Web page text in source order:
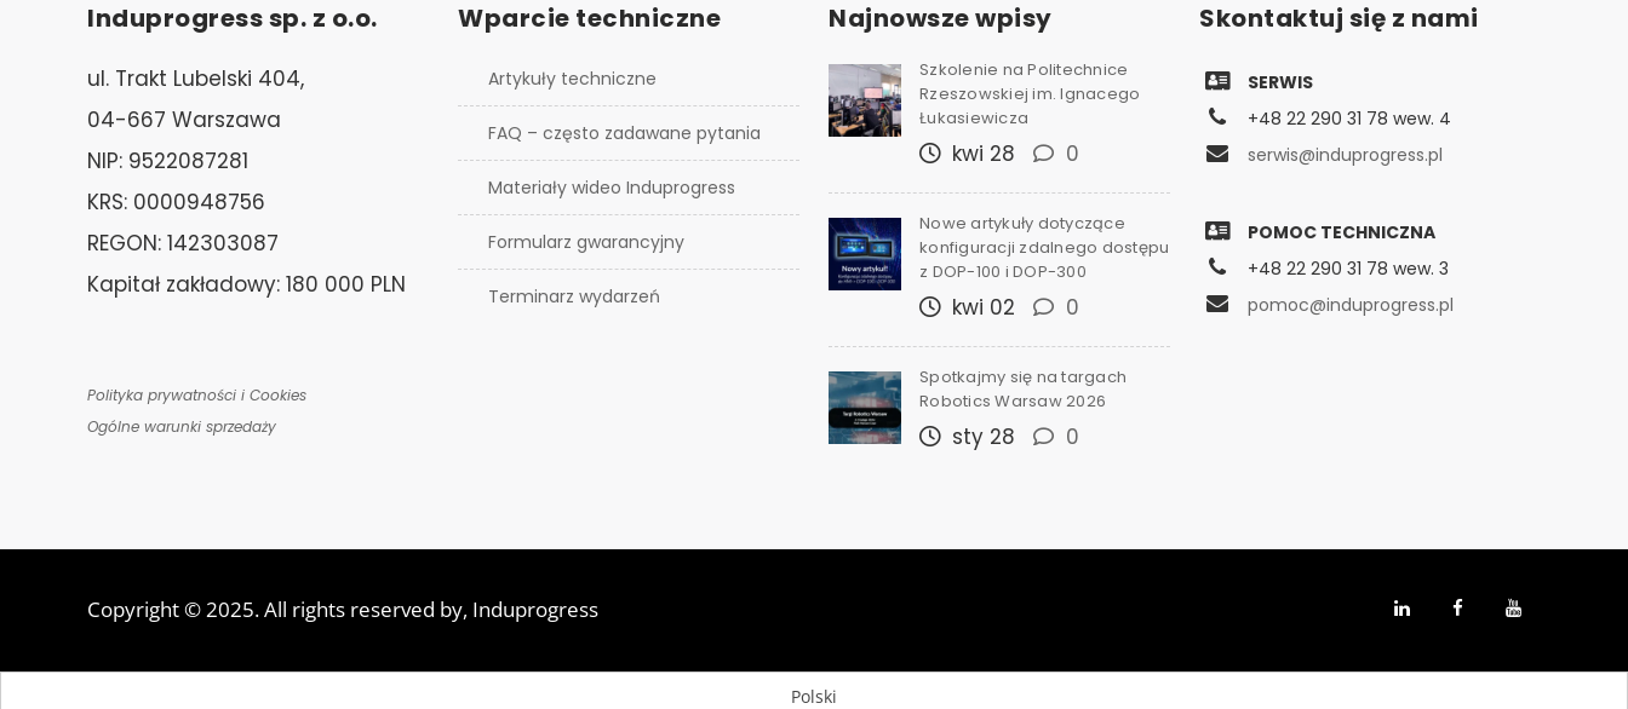
Induprogress sp. z o.o.
ul. Trakt Lubelski 404,
04-667 Warszawa
NIP: 9522087281
KRS: 0000948756
REGON: 142303087
Kapitał zakładowy: 180 000 PLN
Polityka prywatności i Cookies
Ogólne warunki sprzedaży
Wparcie techniczne
Artykuły techniczne
FAQ – często zadawane pytania
Materiały wideo Induprogress
Formularz gwarancyjny
Terminarz wydarzeń
Najnowsze wpisy
Szkolenie na Politechnice
Rzeszowskiej im. Ignacego
Łukasiewicza
kwi 28 0
Nowe artykuły dotyczące
konfiguracji zdalnego dostępu
z DOP-100 i DOP-300
kwi 02 0
Spotkajmy się na targach
Robotics Warsaw 2026
sty 28 0
Skontaktuj się z nami
SERWIS
+48 22 290 31 78 wew. 4
serwis@induprogress.pl
POMOC TECHNICZNA
+48 22 290 31 78 wew. 3
pomoc@induprogress.pl
Copyright © 2025. All rights reserved by, Induprogress
Polski